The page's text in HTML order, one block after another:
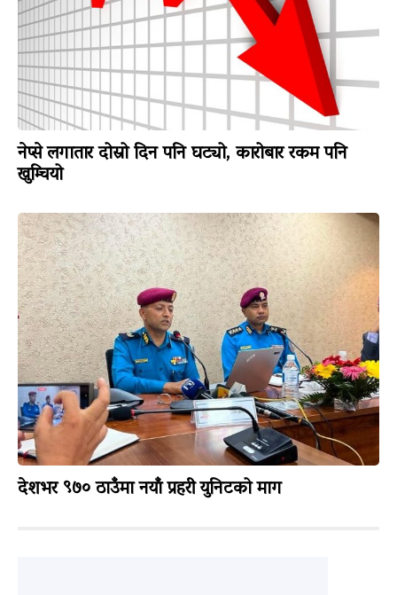
नेप्से लगातार दोस्रो दिन पनि घट्यो, कारोबार रकम पनि
खुम्चियो
देशभर ९७० ठाउँमा नयाँ प्रहरी युनिटको माग